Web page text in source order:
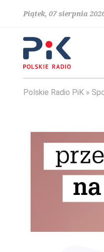
Piątek, 07 sierpnia
Polskie Radio PiK